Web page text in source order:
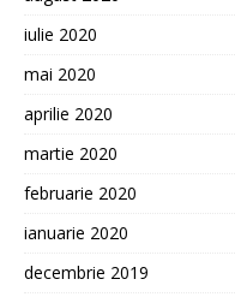
iulie 2020
mai 2020
aprilie 2020
martie 2020
februarie 2020
ianuarie 2020
decembrie 2019